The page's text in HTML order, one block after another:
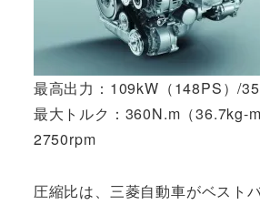
最高出力：109kW（148PS）/
最大トルク：360N.m（36.7kg-
2750rpm
圧縮比は、三菱自動車がベスト